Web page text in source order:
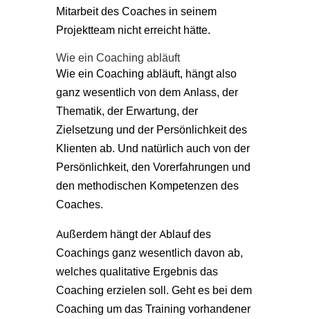
Mitarbeit des Coaches in seinem
Projektteam nicht erreicht hätte.
Wie ein Coaching abläuft
Wie ein Coaching abläuft, hängt also
ganz wesentlich von dem Anlass, der
Thematik, der Erwartung, der
Zielsetzung und der Persönlichkeit des
Klienten ab. Und natürlich auch von der
Persönlichkeit, den Vorerfahrungen und
den methodischen Kompetenzen des
Coaches.
Außerdem hängt der Ablauf des
Coachings ganz wesentlich davon ab,
welches qualitative Ergebnis das
Coaching erzielen soll. Geht es bei dem
Coaching um das Training vorhandener